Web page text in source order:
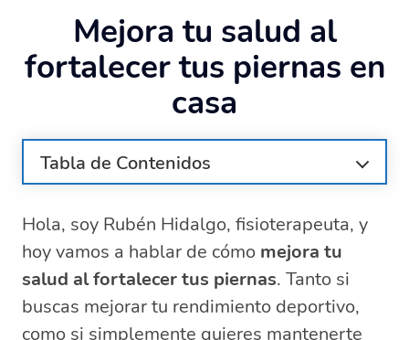
Mejora tu salud al
fortalecer tus piernas en
casa
Tabla de Contenidos
casa
¿Cómo fortalecer las piernas en personas
mayores?
Rutina de ejercicios para tonificar las
piernas
Hola, soy Rubén Hidalgo, fisioterapeuta, y
hoy vamos a hablar de cómo mejora tu
salud al fortalecer tus piernas. Tanto si
buscas mejorar tu rendimiento deportivo,
como si simplemente quieres mantenerte